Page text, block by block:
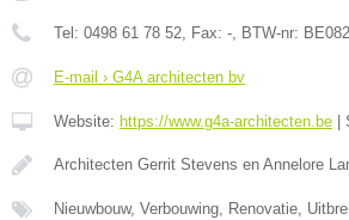
Tel: 0498 61 78 52, Fax: -, BTW-nr:
E-mail › G4A architecten bv
Website: https://www.g4a-architecten.be
Architecten Gerrit Stevens en Annelore
Nieuwbouw, Verbouwing, Renovatie,